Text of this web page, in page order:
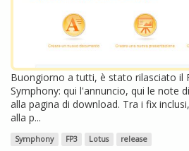
Buongiorno a tutti, è stato rilasciato il
Symphony: qui l'annuncio, qui le note
alla pagina di download. Tra i fix
alla p...
Symphony FP3 Lotus release